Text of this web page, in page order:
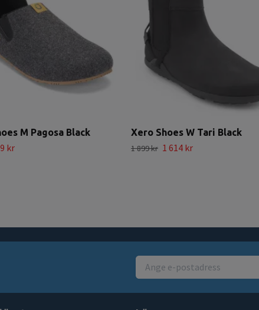
M Pagosa Black
kr
Xero Shoes W Tari Black
1 899 kr 1 614 kr